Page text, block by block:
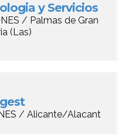
y Servicios
/ Palmas de Gran
(Las)
/ Alicante/Alacant